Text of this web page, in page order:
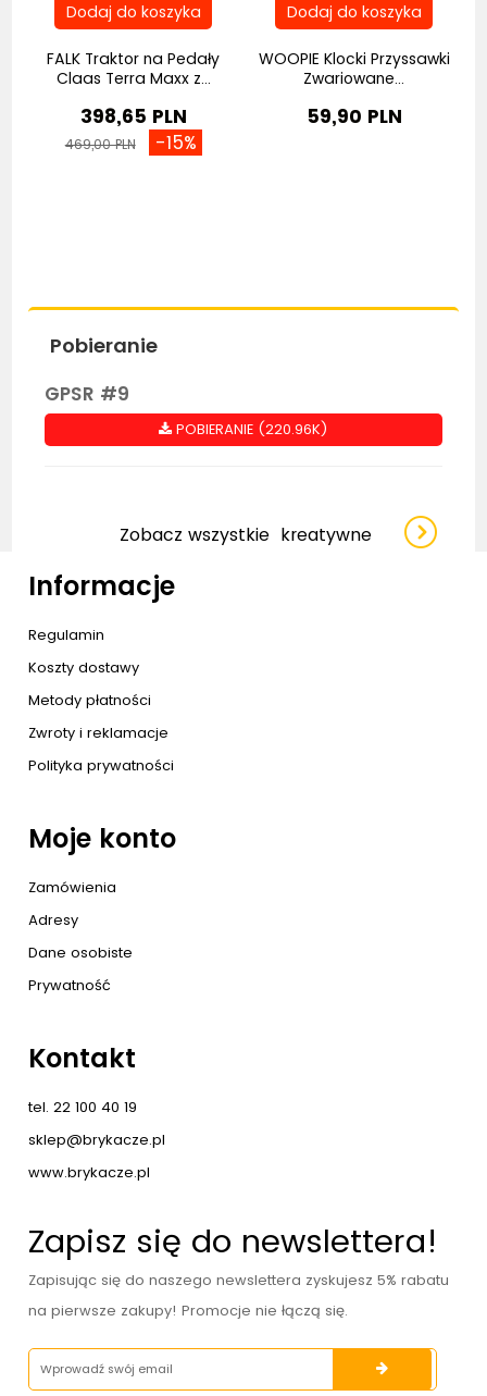
FALK Traktor na Pedały
Claas Terra Maxx z...
398,65 PLN
469,00 PLN -15%
WOOPIE Klocki Przyssawki
Zwariowane...
59,90 PLN
Pobieranie
GPSR #9
POBIERANIE (220.96K)
Zobacz wszystkie kreatywne
Informacje
Regulamin
Koszty dostawy
Metody płatności
Zwroty i reklamacje
Polityka prywatności
Moje konto
Zamówienia
Adresy
Dane osobiste
Prywatność
Kontakt
tel. 22 100 40 19
sklep@brykacze.pl
www.brykacze.pl
Zapisz się do newslettera!
Zapisując się do naszego newslettera zyskujesz 5% rabatu
na pierwsze zakupy! Promocje nie łączą się.